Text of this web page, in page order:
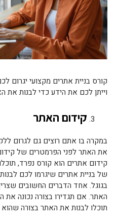
קורס בניית אתרים מקצועי יגרום
וייתן לכם את הידע כדי לבנות את
קידום האתר
במקרה בו אתם רוצים גם לגרום
את האתר לפני הפרמטרים של
קידום אתרים הוא קורס נפרד,
של בניית אתרים שיגרמו לכם
בגוגל. אחד הדברים החשובים
האתר. אם תגדירו בצורה נכונה את
תוכלו לבנות את האתר בצורה שהוא